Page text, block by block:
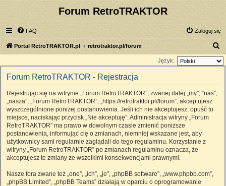
Forum RetroTRAKTOR
FAQ Zaloguj się
Portal RetroTRAKTOR.pl retrotraktor.pl/forum
z
Język:
Forum RetroTRAKTOR - Rejestracja
Rejestrując się na witrynie „Forum RetroTRAKTOR”, zwanej dalej „my”, ”nas”,
„nasza”, „Forum RetroTRAKTOR”, „https://retrotraktor.pl//forum”, akceptujesz
wyszczególnione poniżej postanowienia. Jeśli ich nie akceptujesz, opuść to
miejsce, naciskając przycisk „Nie akceptuję”. Administracja witryny „Forum
RetroTRAKTOR” ma prawo w dowolnym czasie zmienić poniższe
postanowienia, informując cię o zmianach, niemniej wskazane jest, aby
użytkownicy sami regularnie zaglądali do tego regulaminu. Korzystanie z
witryny „Forum RetroTRAKTOR” po zmianach regulaminu oznacza, że
akceptujesz te zmiany ze wszelkimi konsekwencjami prawnymi.
Nasze fora zwane też „one”, „ich”, „je”, „phpBB software”, „www.phpbb.com”,
„phpBB Limited”, „phpBB Teams” działają w oparciu o oprogramowanie